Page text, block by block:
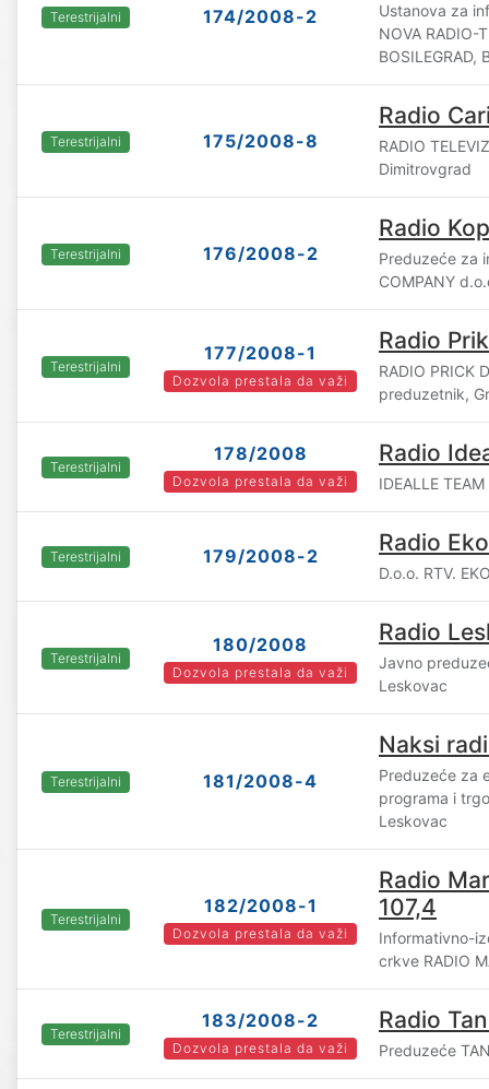
Terestrijalni 174/2008-2
Ustanova za
NOVA RADIO-
BOSILEGRAD,
Terestrijalni 175/2008-8
Radio
RADIO
Dimitrovgrad
Terestrijalni 176/2008-2
Radio
Preduzeće za
COMPANY
Terestrijalni
177/2008-1
Dozvola prestala da važi
Radio Prik
RADIO PRICK
preduzetnik,
Terestrijalni
178/2008
Dozvola prestala da važi
Radio
IDEALLE
Terestrijalni 179/2008-2 Radio
D.o.o. RTV.
Terestrijalni
180/2008
Dozvola prestala da važi
Radio
Javno
Leskovac
Terestrijalni 181/2008-4
Naksi
Preduzeće za
programa i
Leskovac
Terestrijalni
182/2008-1
Dozvola prestala da važi
Radio
107,4
Informativno-
crkve RADIO
Terestrijalni
183/2008-2
Dozvola prestala da važi
Radio
Preduzeće